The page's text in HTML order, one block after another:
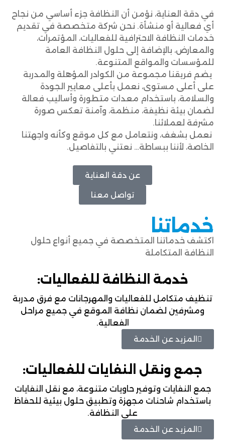
في دقة العناية، نؤمن أن النظافة جزء أساسي من نجاح
أي فعالية أو منشأة. نحن شركة متخصصة في تقديم
خدمات النظافة الاحترافية للفعاليات، المؤتمرات،
والمعارض، بالإضافة إلى حلول النظافة العامة
للمؤسسات والمواقع المتنوعة.
يضم فريقنا مجموعة من الكوادر المؤهلة والمدربة
على أعلى مستوى، نعمل بأعلى معايير الجودة
والسلامة، باستخدام معدات متطورة وأساليب فعالة
لضمان بيئة نظيفة، منظمة، وآمنة تعكس صورة
مشرفة لعملائنا.
نعمل بشغف، ونتعامل مع كل موقع وكأنه واجهتنا
الخاصة، لأننا ببساطة… نعتني بالتفاصيل.
عن دقة العناية
تواصل معنا
خدماتنا
اكتشف خدماتنا المتخصصة في جميع أنواع حلول
النظافة المتكاملة
خدمة النظافة للفعاليات:
تنظيف متكامل للفعاليات والمهرجانات مع فرق مدربة
ومشرفين لضمان نظافة الموقع في جميع مراحل
الفعالية.
المزيد عن الخدمة
جمع ونقل النفايات للفعاليات:
جمع النفايات وتوفير حاويات متنوعة، مع نقل النفايات
باستخدام شاحنات مجهزة وتطبيق حلول بيئية للحفاظ
على النظافة.
المزيد عن الخدمة